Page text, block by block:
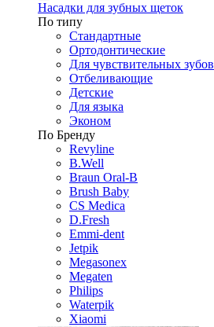
Насадки для зубных щеток
По типу
Стандартные
Ортодонтические
Для чувствительных зубов
Отбеливающие
Детские
Для языка
Эконом
По Бренду
Revyline
B.Well
Braun Oral-B
Brush Baby
CS Medica
D.Fresh
Emmi-dent
Jetpik
Megasonex
Megaten
Philips
Waterpik
Xiaomi